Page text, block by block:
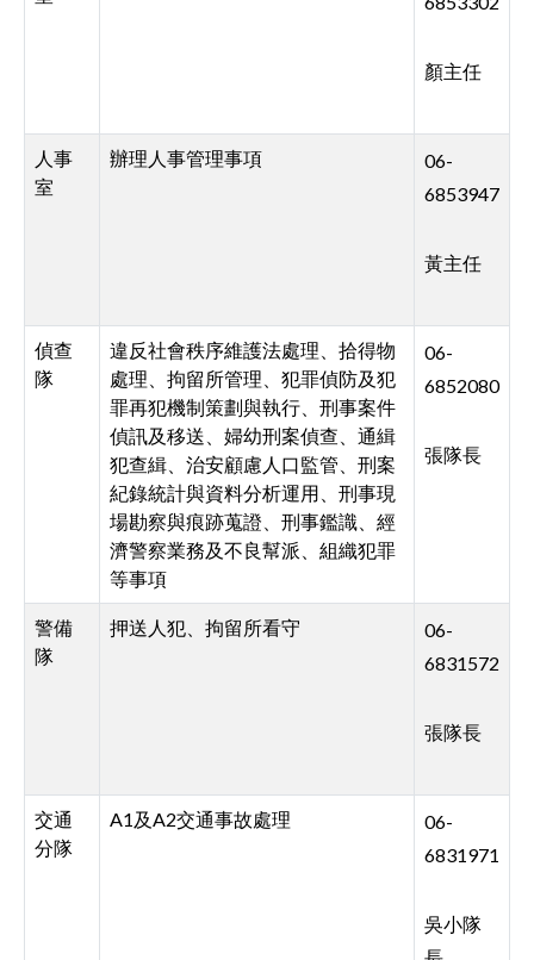
顏主任
人事
室
辦理人事管理事項
06-
6853947
黃主任
偵查
隊
違反社會秩序維護法處理、拾得物
處理、拘留所管理、犯罪偵防及犯
罪再犯機制策劃與執行、刑事案件
偵訊及移送、婦幼刑案偵查、通緝
犯查緝、治安顧慮人口監管、刑案
紀錄統計與資料分析運用、刑事現
場勘察與痕跡蒐證、刑事鑑識、經
濟警察業務及不良幫派、組織犯罪
等事項
06-
6852080
張隊長
警備
隊
押送人犯、拘留所看守
06-
6831572
張隊長
交通
分隊
A1及A2交通事故處理
06-
6831971
吳小隊